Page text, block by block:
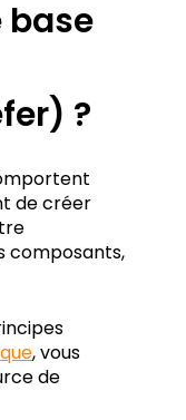
?
de créer
composants,
, vous
de